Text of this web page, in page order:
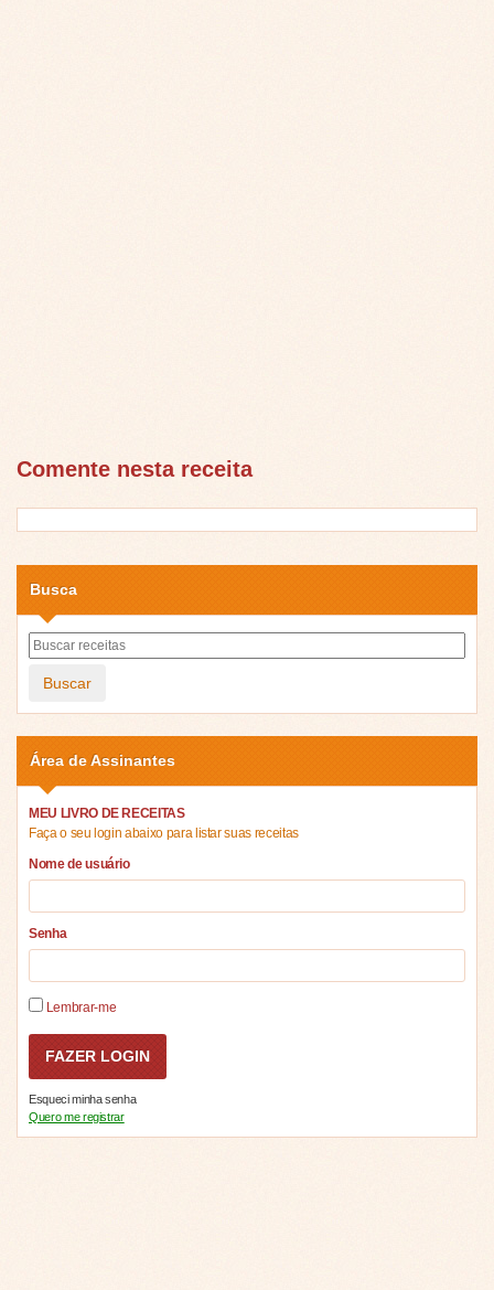
Comente nesta receita
Busca
Buscar
Área de Assinantes
MEU LIVRO DE RECEITAS
Faça o seu login abaixo para listar suas receitas
Nome de usuário
Senha
Lembrar-me
Esqueci minha senha
Quero me registrar